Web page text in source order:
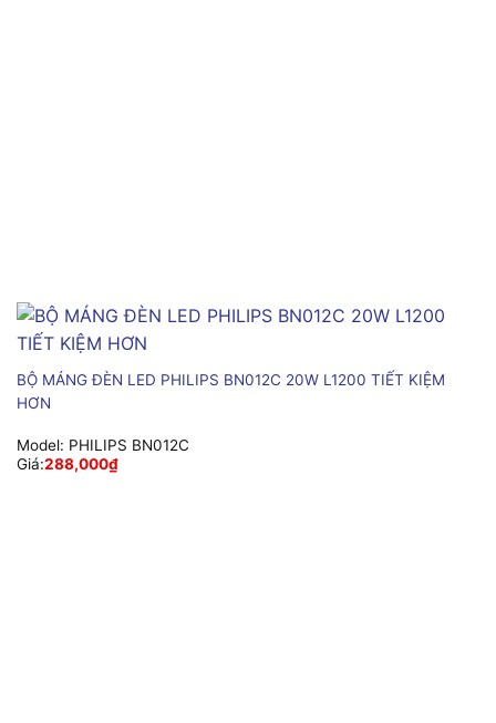
BỘ MÁNG ĐÈN LED PHILIPS BN012C 20W L1200 TIẾT KIỆM
HƠN
Model: PHILIPS BN012C
Giá:288,000₫